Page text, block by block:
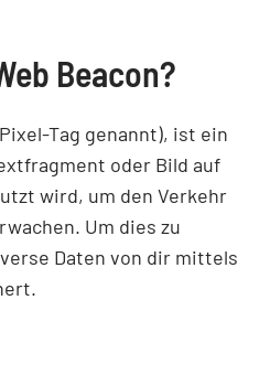
Beacon?
Tag genannt), ist ein
oder Bild auf
wird, um den Verkehr
Um dies zu
Daten von dir mittels